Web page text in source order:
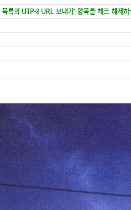
록의 UTP-8 URL 보내기' 항목을 체크 해제하